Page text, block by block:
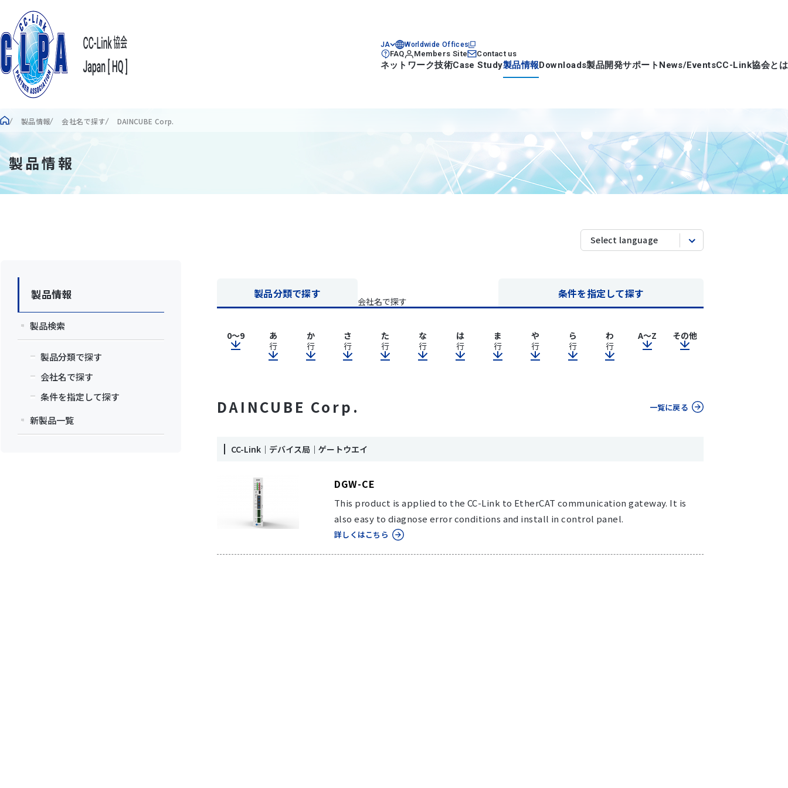
JA Worldwide Offices
FAQ Members Site Contact us
ネットワーク技術Case Study製品情報Downloads製品開発サポート News/EventsCC-Link協会とは
製品情報 会社名で探す DAINCUBE Corp.
製品情報
製品情報
製品検索
製品分類で探す
会社名で探す
条件を指定して探す
新製品一覧
製品分類で探す
会社名で探す
条件を指定して探す
0～9
あ
行
か
行
さ
行
た
行
な
行
は
行
ま
行
や
行
ら
行
わ
行
A～Z その他
DAINCUBE Corp. 一覧に戻る
CC-Link｜デバイス局｜ゲートウエイ
DGW-CE
This product is applied to the CC-Link to EtherCAT communication gateway. It is
also easy to diagnose error conditions and install in control panel.
詳しくはこちら